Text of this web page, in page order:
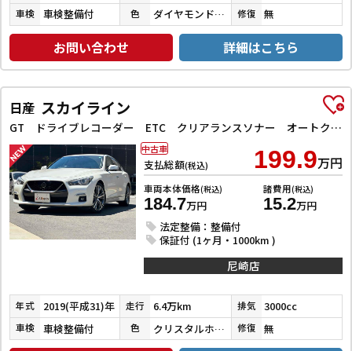
車検 車検整備付 色 ダイヤモンドブラックパール 修復 無
お問い合わせ 詳細はこちら
日産 スカイライン
GT ドライブレコーダー ETC クリアランスソナー オートクルーズコントロール 衝突被害軽減システム 全周囲カメラ ナビ TV アルミホイール オートライト LEDヘッドランプ サンルーフ AT
支払総額(税込) 199.9万円
車両本体価格(税込)
184.7万円
諸費用(税込)
15.2万円
法定整備：整備付
保証付 (1ヶ月・1000km )
中古車
尼崎店
年式 2019(平成31)年 走行 6.4万km 排気 3000cc
車検 車検整備付 色 クリスタルホワイトパール３コートパール 修復 無